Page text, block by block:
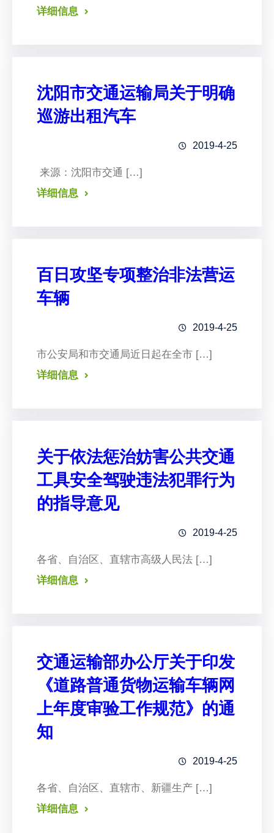
详细信息
沈阳市交通运输局关于明确
巡游出租汽车
2019-4-25
来源：沈阳市交通 […]
详细信息
百日攻坚专项整治非法营运
车辆
2019-4-25
市公安局和市交通局近日起在全市 […]
详细信息
关于依法惩治妨害公共交通
工具安全驾驶违法犯罪行为
的指导意见
2019-4-25
各省、自治区、直辖市高级人民法 […]
详细信息
交通运输部办公厅关于印发
《道路普通货物运输车辆网
上年度审验工作规范》的通
知
2019-4-25
各省、自治区、直辖市、新疆生产 […]
详细信息